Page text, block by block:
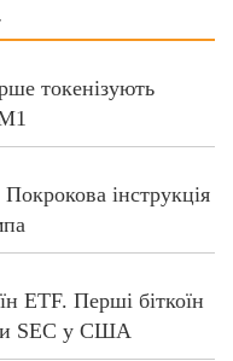
токенізують
інструкція
ETF. Перші біткоїн
SEC у США